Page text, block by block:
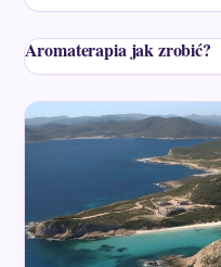
Aromaterapia jak zrobić?